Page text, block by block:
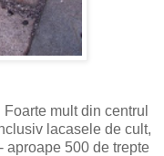
mult din centrul
lacasele de cult,
- aproape 500 de trepte